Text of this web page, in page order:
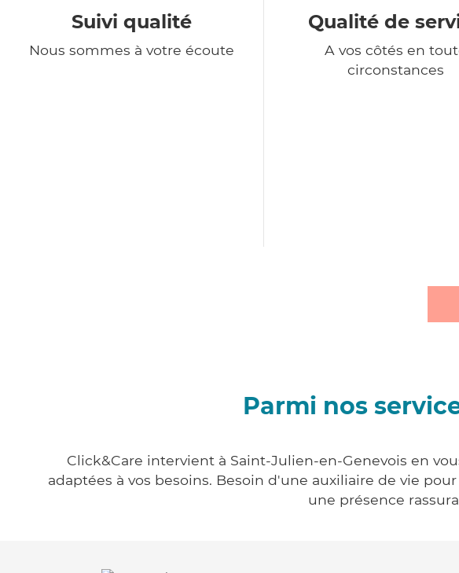
Suivi qualité
Nous sommes à votre écoute
Qualité de
A vos côtés en
circonstances
Parmi nos
Click&Care intervient à Saint-Julien-en-Genevois en
adaptées à vos besoins. Besoin d'une auxiliaire de vie
une présence